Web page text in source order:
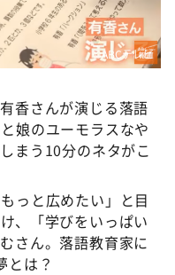
©ABCテレビ
香さんが演じる落語
娘のユーモラスなや
まう10分のネタがこ
っと広めたい」と目
、「学びをいっぱい
さん。落語教育家に
とは？